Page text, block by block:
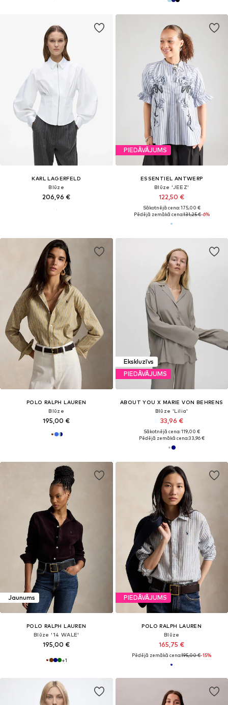
KARL LAGERFELD
Blūze
206,96 €
PIEDĀVĀJUMS
ESSENTIEL ANTWERP
Blūze 'JEEZ'
122,50 €
Sākotnējā cena: 175,00 €
Pēdējā zemākā cena:131,25 €-6%
POLO RALPH LAUREN
Blūze
195,00 €
Ekskluzīvs
PIEDĀVĀJUMS
ABOUT YOU X MARIE VON BEHRENS
Blūze 'Lilia'
33,96 €
Sākotnējā cena: 119,00 €
Pēdējā zemākā cena:33,96 €
Jaunums
POLO RALPH LAUREN
Blūze '14 WALE'
195,00 €
+1
PIEDĀVĀJUMS
POLO RALPH LAUREN
Blūze
165,75 €
Pēdējā zemākā cena:195,00 €-15%